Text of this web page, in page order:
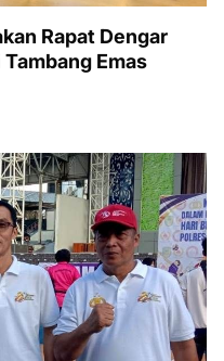
Rapat Dengar
Emas